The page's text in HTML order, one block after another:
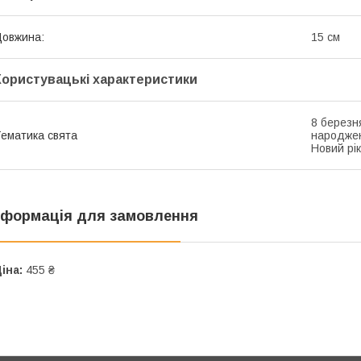
15 см
характеристики
свята
8
Новий
для замовлення
455 ₴